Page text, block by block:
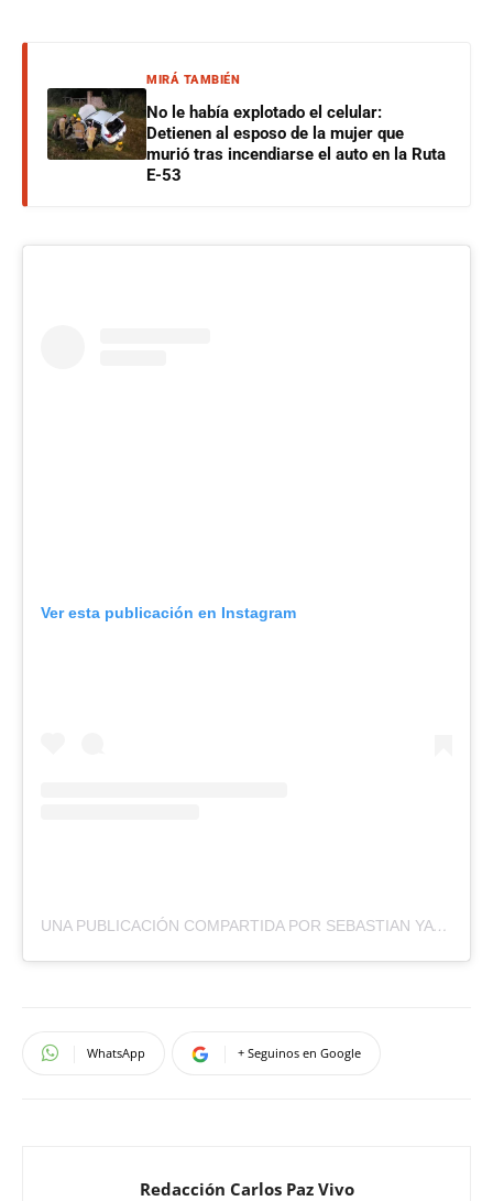
MIRÁ TAMBIÉN
No le había explotado el celular:
Detienen al esposo de la mujer que
murió tras incendiarse el auto en la Ruta
E-53
Ver esta publicación en Instagram
UNA PUBLICACIÓN COMPARTIDA POR SEBASTIAN YATRA (@SEBASTIANYATRA)
WhatsApp + Seguinos en Google
Redacción Carlos Paz Vivo